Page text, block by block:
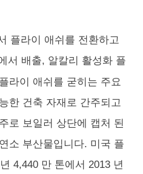
플라이 애쉬를 전환하고
서 배출, 알칼리 활성화 플
라이 애쉬를 굳히는 주요
한 건축 자재로 간주되고
로 보일러 상단에 캡처 된
소 부산물입니다. 미국 플
4,440 만 톤에서 2013 년